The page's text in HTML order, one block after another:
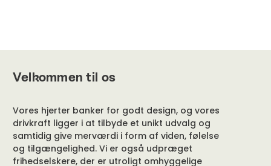
Velkommen til os
Vores hjerter banker for godt design, og vores
drivkraft ligger i at tilbyde et unikt udvalg og
samtidig give merværdi i form af viden, følelse
og tilgængelighed. Vi er også udpræget
frihedselskere, der er utroligt omhyggelige